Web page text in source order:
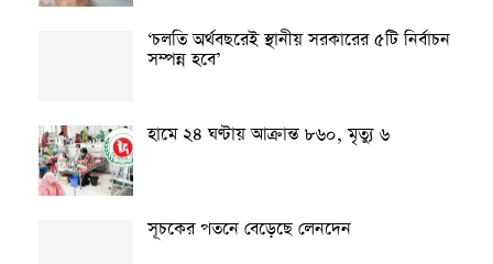
‘চলতি অর্থবছরেই স্থানীয় সরকারের ৫টি নির্বাচন
সম্পন্ন হবে’
হামে ২৪ ঘণ্টায় আক্রান্ত ৮৬০, মৃত্যু ৬
সূচকের পতনে বেড়েছে লেনদেন